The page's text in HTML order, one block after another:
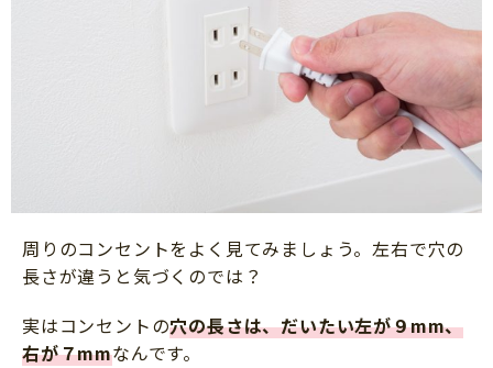
周りのコンセントをよく見てみましょう。左右で穴の
長さが違うと気づくのでは？
実はコンセントの穴の長さは、だいたい左が９mm、
右が７mmなんです。